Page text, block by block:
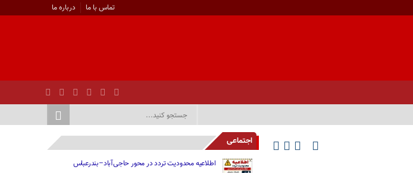
تماس با ما درباره ما
اجتماعی
اطلاعیه محدودیت تردد در محور حاجی‌آباد–بندرعباس